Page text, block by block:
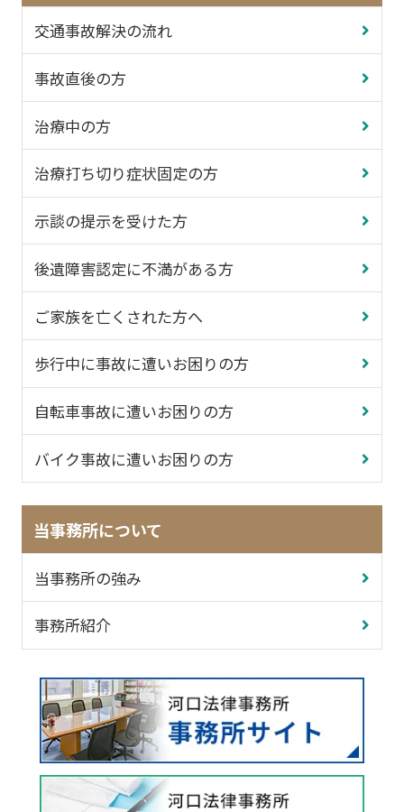
交通事故解決の流れ
事故直後の方
治療中の方
治療打ち切り症状固定の方
示談の提示を受けた方
後遺障害認定に不満がある方
ご家族を亡くされた方へ
歩行中に事故に遭いお困りの方
自転車事故に遭いお困りの方
バイク事故に遭いお困りの方
当事務所について
当事務所の強み
事務所紹介